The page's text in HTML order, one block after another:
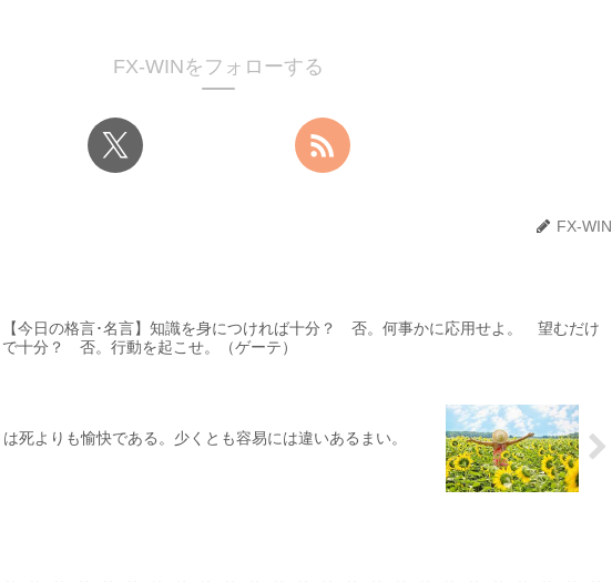
FX-WINをフォローする
FX-WIN
【今日の格言･名言】知識を身につければ十分？ 否。何事かに応用せよ。 望むだけ
で十分？ 否。行動を起こせ。（ゲーテ）
は死よりも愉快である。少くとも容易には違いあるまい。